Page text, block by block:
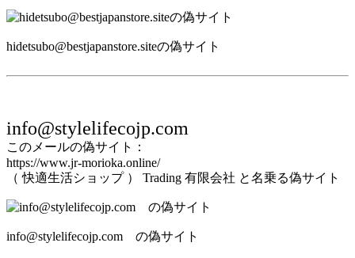
hidetsubo@bestjapanstore.siteの偽サイト
info@stylelifecojp.com
このメールの偽サイト：
https://www.jr-morioka.online/
（ 快適生活ショップ ） Trading 有限会社 と名乗る偽サイト
info@stylelifecojp.com の偽サイト